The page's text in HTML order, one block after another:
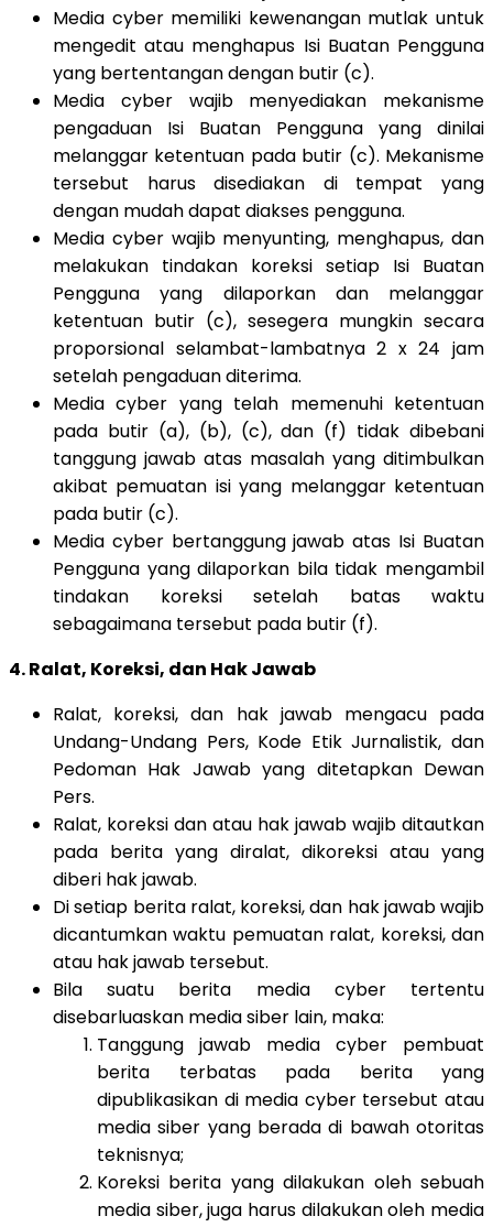
Media cyber memiliki kewenangan mutlak untuk
mengedit atau menghapus Isi Buatan Pengguna
yang bertentangan dengan butir (c).
Media cyber wajib menyediakan mekanisme
pengaduan Isi Buatan Pengguna yang dinilai
melanggar ketentuan pada butir (c). Mekanisme
tersebut harus disediakan di tempat yang
dengan mudah dapat diakses pengguna.
Media cyber wajib menyunting, menghapus, dan
melakukan tindakan koreksi setiap Isi Buatan
Pengguna yang dilaporkan dan melanggar
ketentuan butir (c), sesegera mungkin secara
proporsional selambat-lambatnya 2 x 24 jam
setelah pengaduan diterima.
Media cyber yang telah memenuhi ketentuan
pada butir (a), (b), (c), dan (f) tidak dibebani
tanggung jawab atas masalah yang ditimbulkan
akibat pemuatan isi yang melanggar ketentuan
pada butir (c).
Media cyber bertanggung jawab atas Isi Buatan
Pengguna yang dilaporkan bila tidak mengambil
tindakan koreksi setelah batas waktu
sebagaimana tersebut pada butir (f).
4. Ralat, Koreksi, dan Hak Jawab
Ralat, koreksi, dan hak jawab mengacu pada
Undang-Undang Pers, Kode Etik Jurnalistik, dan
Pedoman Hak Jawab yang ditetapkan Dewan
Pers.
Ralat, koreksi dan atau hak jawab wajib ditautkan
pada berita yang diralat, dikoreksi atau yang
diberi hak jawab.
Di setiap berita ralat, koreksi, dan hak jawab wajib
dicantumkan waktu pemuatan ralat, koreksi, dan
atau hak jawab tersebut.
Bila suatu berita media cyber tertentu
disebarluaskan media siber lain, maka:
Tanggung jawab media cyber pembuat
berita terbatas pada berita yang
dipublikasikan di media cyber tersebut atau
media siber yang berada di bawah otoritas
teknisnya;
Koreksi berita yang dilakukan oleh sebuah
media siber, juga harus dilakukan oleh media